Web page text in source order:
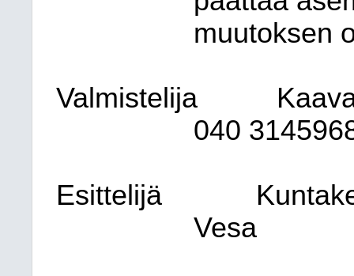
muutoksen
Valmistelija
040
Esittelijä
Vesa